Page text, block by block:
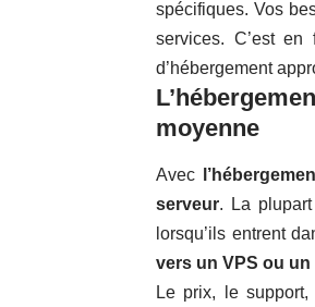
spécifiques. Vos
services. C’est
d’hébergement
moyenne
Avec
serveur. La
lorsqu’ils entrent
vers un VPS ou
Le prix, le